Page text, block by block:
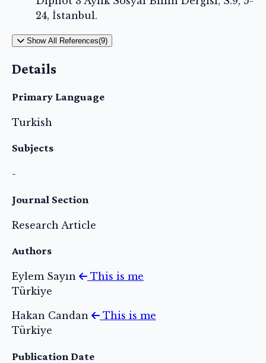
24, İstanbul.
Show All References(9)
Details
Primary Language
Turkish
Subjects
-
Journal Section
Research Article
Authors
Eylem Sayın
This is me
Türkiye
Hakan Candan
This is me
Türkiye
Publication Date